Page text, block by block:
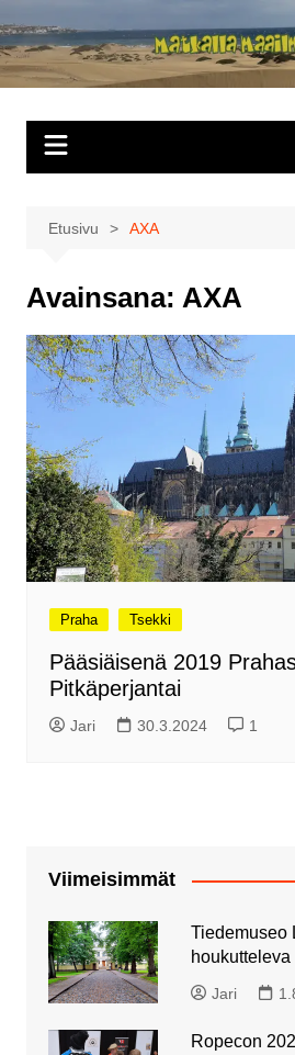
sisältöön
Etusivu AXA
Avainsana: AXA
Praha Tsekki
Pääsiäisenä 2019
Pitkäperjantai
Jari 30.3.2024 1
Viimeisimmät
Tiedemuseo
Jari
Ropecon